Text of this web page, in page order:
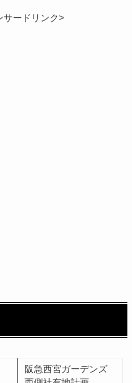
サードリンク>
阪急西宮ガーデンズ